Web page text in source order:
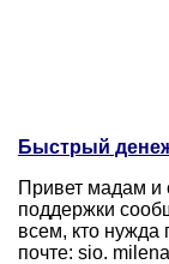
Быстрый
Привет мадам и
поддержки
всем, кто нужда
почте: sio.